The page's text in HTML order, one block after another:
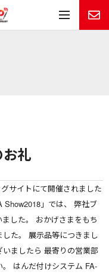
メ
礼
サイトにて開催されました
Show2018」では、 弊社ブ
した。 おかげさまをもち
た。 展示品等につきまし
ましたら 最寄りの営業部
はんだ付けシステム FA-